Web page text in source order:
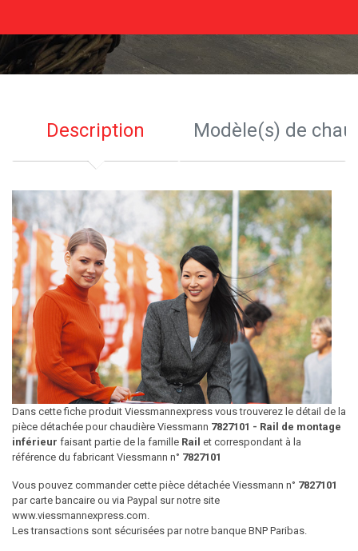
Description Modèle(s) de
Dans cette fiche produit Viessmannexpress vous trouverez le détail de la
pièce détachée pour chaudière Viessmann 7827101 - Rail de montage
inférieur faisant partie de la famille Rail et correspondant à la
référence du fabricant Viessmann n° 7827101
Vous pouvez commander cette pièce détachée Viessmann n° 7827101
par carte bancaire ou via Paypal sur notre site
www.viessmannexpress.com.
Les transactions sont sécurisées par notre banque BNP Paribas.